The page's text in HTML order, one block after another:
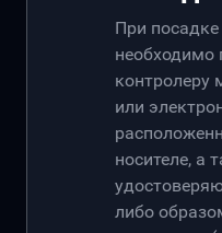
При
необходимо
или
носителе, а
либо